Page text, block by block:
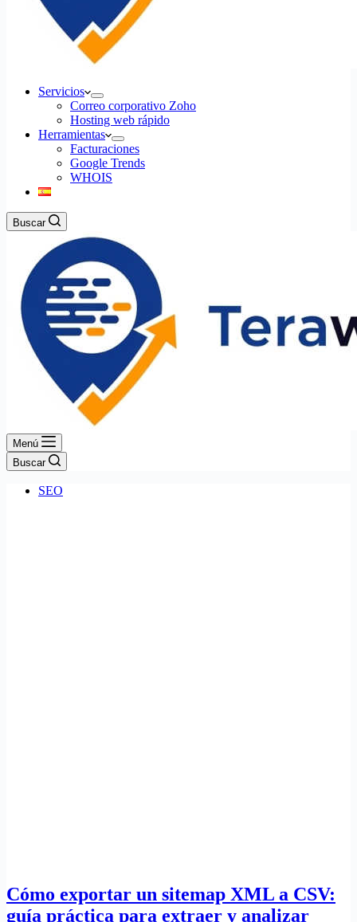
Servicios
Correo corporativo Zoho
Hosting web rápido
Herramientas
Facturaciones
Google Trends
WHOIS
Buscar
Menú
Buscar
SEO
Cómo exportar un sitemap XML a CSV:
guía práctica para extraer y analizar